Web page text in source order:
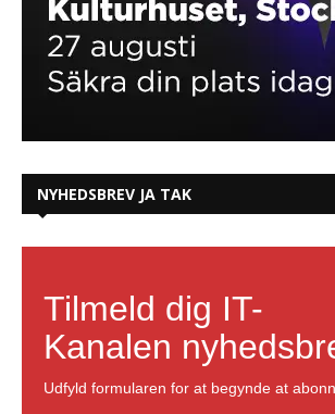
NYHEDSBREV JA TAK